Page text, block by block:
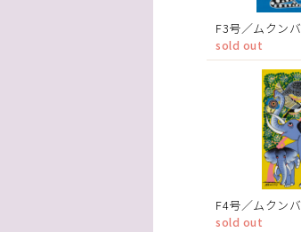
F3号／ムクンバ
sold out
F4号／ムクンバ
sold out